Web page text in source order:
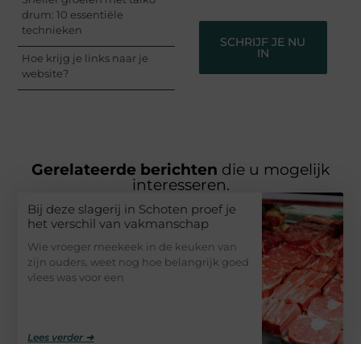
drum: 10 essentiële
technieken
Hoe krijg je links naar je
website?
SCHRIJF JE NU
IN
Gerelateerde berichten die u mogelijk
interesseren.
Bij deze slagerij in Schoten proef je
het verschil van vakmanschap
Wie vroeger meekeek in de keuken van
zijn ouders, weet nog hoe belangrijk goed
vlees was voor een
Lees verder ➜